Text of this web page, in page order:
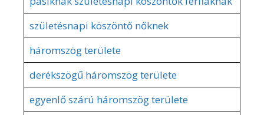
születésnapi köszöntő nőknek
háromszög területe
derékszögű háromszög területe
egyenlő szárú háromszög területe